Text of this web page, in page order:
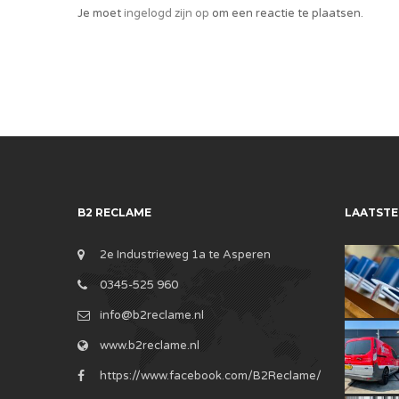
Je moetingelogd zijn op om een reactie te plaatsen.
B2 RECLAME
2e Industrieweg 1a te Asperen
0345-525 960
info@b2reclame.nl
www.b2reclame.nl
https://www.facebook.com/B2Reclame/